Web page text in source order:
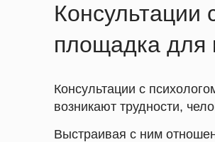
Консультации
площадка для
Консультации с
возникают трудности,
Выстраивая с ним